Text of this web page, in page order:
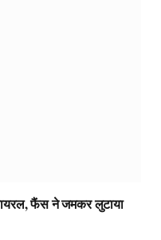
फैंस ने जमकर लुटाया